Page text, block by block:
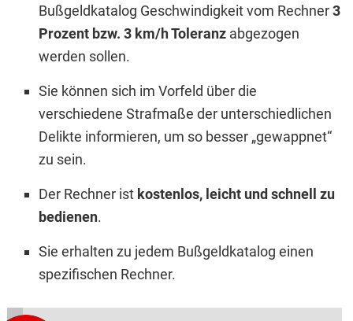
Bußgeldkatalog Geschwindigkeit vom Rechner3
Prozent bzw. 3 km/h Toleranzabgezogen
werden sollen.
Sie können sich im Vorfeld über die
verschiedene Strafmaße der unterschiedlichen
Delikte informieren, um so besser „gewappnet“
zu sein.
Der Rechner ist kostenlos, leicht und schnell zu
bedienen.
Sie erhalten zu jedem Bußgeldkatalog einen
spezifischen Rechner.